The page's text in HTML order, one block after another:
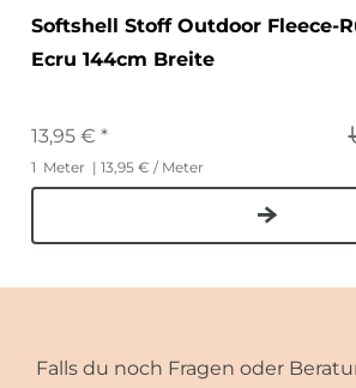
Softshell Stoff Outdoor Fleece-
Ecru 144cm Breite
13,95 € *
1 Meter | 13,95 € / Meter
Falls du noch Fragen oder